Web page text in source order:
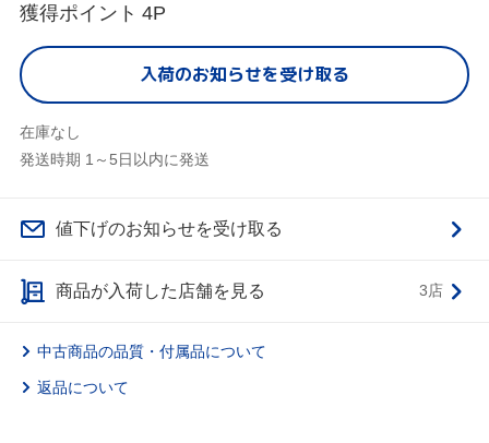
獲得ポイント 4P
入荷のお知らせを受け取る
在庫なし
発送時期 1～5日以内に発送
値下げのお知らせを受け取る
商品が入荷した店舗を見る 3店
中古商品の品質・付属品について
返品について